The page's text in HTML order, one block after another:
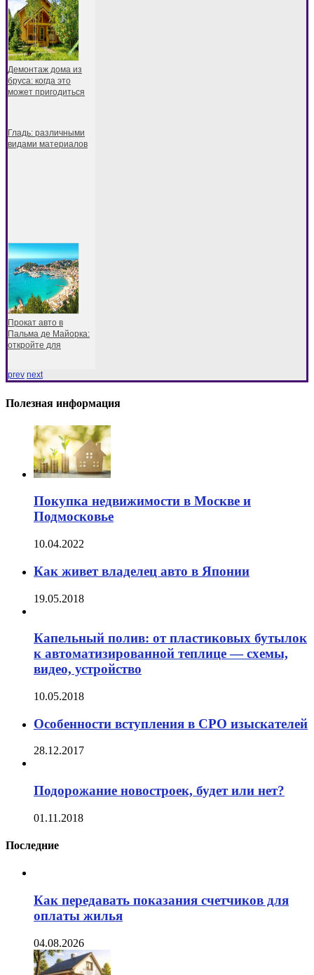
Демонтаж дома из
бруса: когда это
может пригодиться
Гладь: различными
видами материалов
Прокат авто в
Пальма де Майорка:
откройте для
prev next
Полезная информация
Покупка недвижимости в Москве и
Подмосковье
10.04.2022
Как живет владелец авто в Японии
19.05.2018
Капельный полив: от пластиковых бутылок
к автоматизированной теплице — схемы,
видео, устройство
10.05.2018
Особенности вступления в СРО изыскателей
28.12.2017
Подорожание новостроек, будет или нет?
01.11.2018
Последние
Как передавать показания счетчиков для
оплаты жилья
04.08.2026